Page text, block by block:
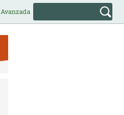
Avanzada